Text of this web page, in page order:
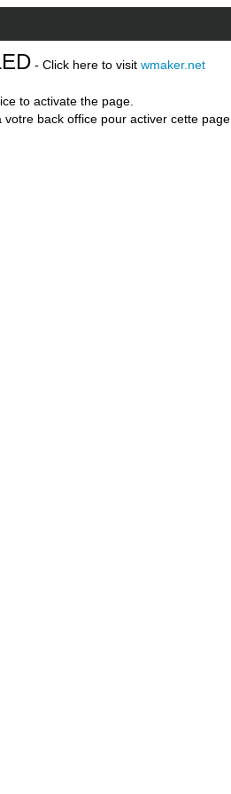
- Click here to visit wmaker.net
to activate the page.
back office pour activer cette page.